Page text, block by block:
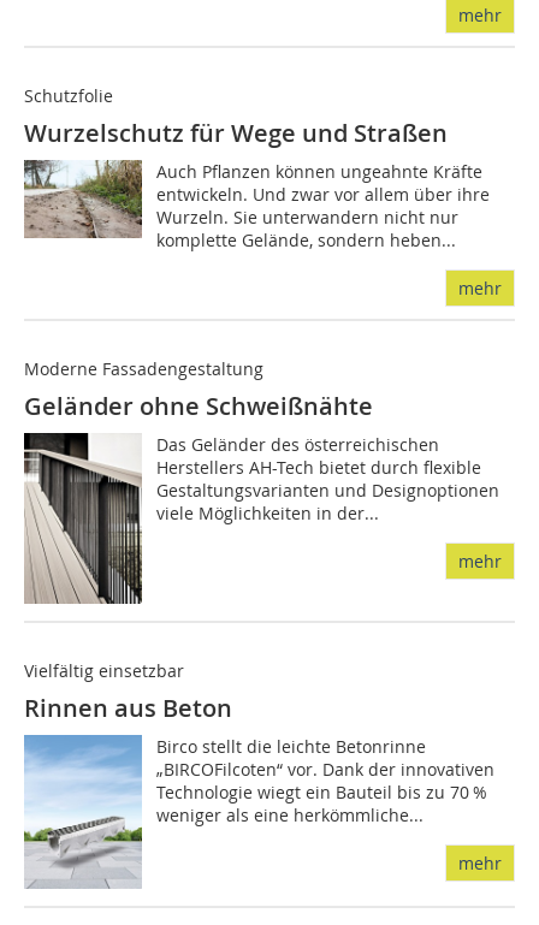
mehr
Schutzfolie
Wurzelschutz für Wege und Straßen
Auch Pflanzen können ungeahnte Kräfte
entwickeln. Und zwar vor allem über ihre
Wurzeln. Sie unterwandern nicht nur
komplette Gelände, sondern heben...
mehr
Moderne Fassadengestaltung
Geländer ohne Schweißnähte
Das Geländer des österreichischen
Herstellers AH-Tech bietet durch flexible
Gestaltungsvarianten und Designoptionen
viele Möglichkeiten in der...
mehr
Vielfältig einsetzbar
Rinnen aus Beton
Birco stellt die leichte Betonrinne
„BIRCOFilcoten“ vor. Dank der innovativen
Technologie wiegt ein Bauteil bis zu 70 %
weniger als eine herkömmliche...
mehr